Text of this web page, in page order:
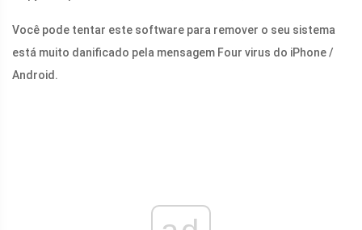
Você pode tentar este software para remover o seu sistema
está muito danificado pela mensagem Four virus do iPhone /
Android.